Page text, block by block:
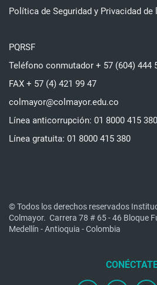
Política de Seguridad y Privacidad
PQRSF
Teléfono conmutador + 57 (604) 444
FAX + 57 (4) 421 99 47
colmayor@colmayor.edu.co
Línea anticorrupción: 01 8000 415 380
Línea gratuita: 01 8000 415 380
© Todos los derechos reservados
Colmayor. Carrera 78 # 65 - 46 Bloque
Medellín - Antioquia - Colombia